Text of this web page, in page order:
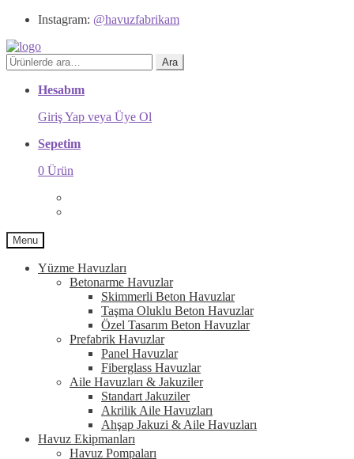
Instagram: @havuzfabrikam
Ara: Ara
Hesabım
Giriş Yap veya Üye Ol
Sepetim
0 Ürün
Menu
Yüzme Havuzları
Betonarme Havuzlar
Skimmerli Beton Havuzlar
Taşma Oluklu Beton Havuzlar
Özel Tasarım Beton Havuzlar
Prefabrik Havuzlar
Panel Havuzlar
Fiberglass Havuzlar
Aile Havuzları & Jakuziler
Standart Jakuziler
Akrilik Aile Havuzları
Ahşap Jakuzi & Aile Havuzları
Havuz Ekipmanları
Havuz Pompaları